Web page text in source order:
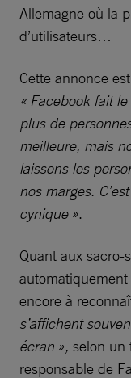
Allemagne où la
d’utilisateurs…
Cette annonce
« Facebook fait
plus de
meilleure, mais
laissons les
nos marges.
cynique ».
Quant aux sacro-
encore à
s’affichent
écran », selon un
responsable de